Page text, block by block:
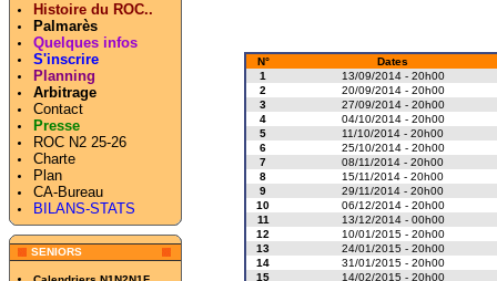
Histoire du ROC..
Palmarès
Quelques infos
S'inscrire
Planning
Arbitrage
Contact
Presse
ROC N2 25-26
Charte
Plan
CA-Bureau
BILANS-STATS
SENIORS
N°
Dates
1
13/09/2014 - 20h00
2
20/09/2014 - 20h00
3
27/09/2014 - 20h00
4
04/10/2014 - 20h00
5
11/10/2014 - 20h00
6
25/10/2014 - 20h00
7
08/11/2014 - 20h00
8
15/11/2014 - 20h00
9
29/11/2014 - 20h00
10
06/12/2014 - 20h00
11
13/12/2014 - 00h00
12
10/01/2015 - 20h00
13
24/01/2015 - 20h00
14
31/01/2015 - 20h00
15
14/02/2015 - 20h00